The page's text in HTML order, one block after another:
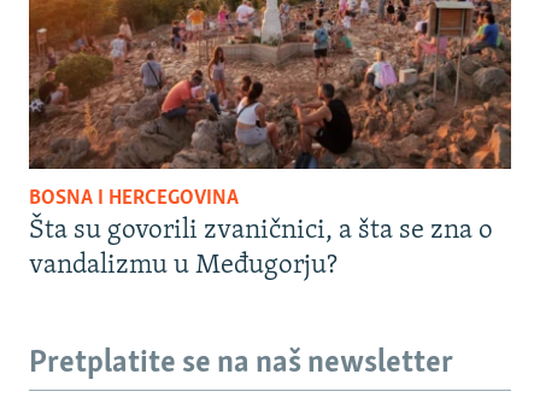
BOSNA I HERCEGOVINA
Šta su govorili zvaničnici, a šta se zna o
vandalizmu u Međugorju?
Pretplatite se na naš newsletter